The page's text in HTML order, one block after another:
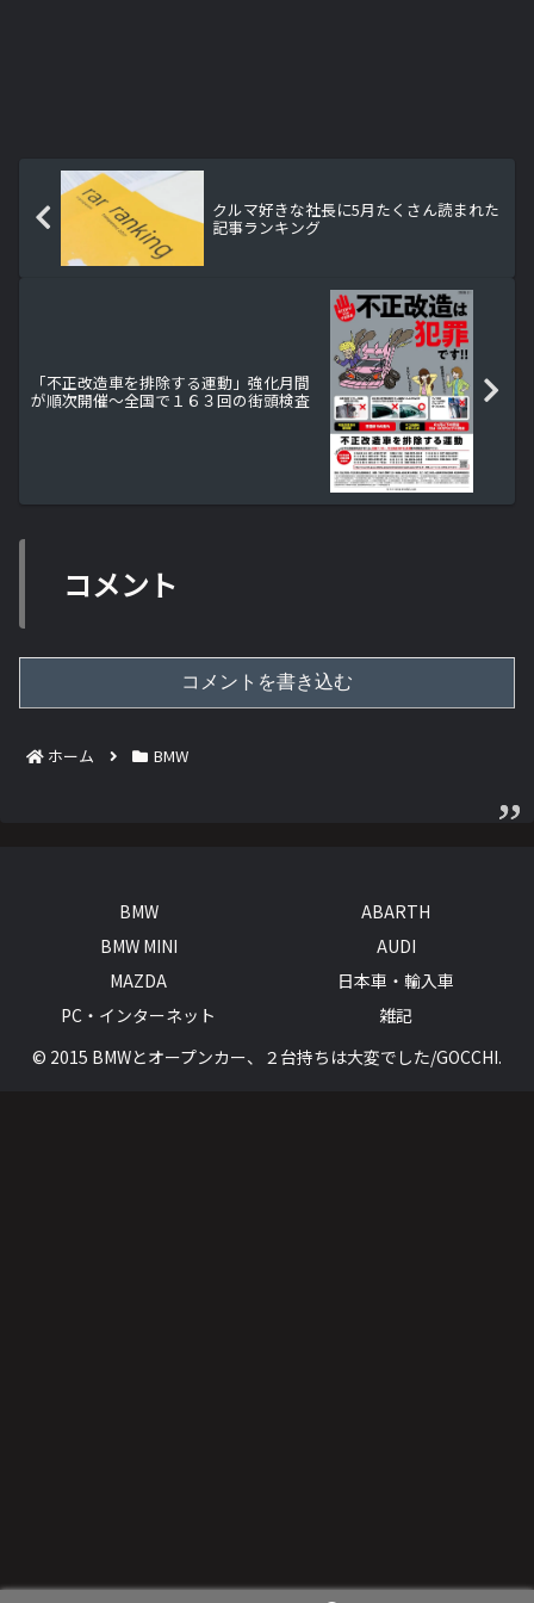
クルマ好きな社長に5月たくさん読まれた
記事ランキング
「不正改造車を排除する運動」強化月間
が順次開催～全国で１６３回の街頭検査
コメント
コメントを書き込む
ホーム BMW
BMW
ABARTH
BMW MINI
AUDI
MAZDA
日本車・輸入車
PC・インターネット
雑記
© 2015 BMWとオープンカー、２台持ちは大変でした/GOCCHI.